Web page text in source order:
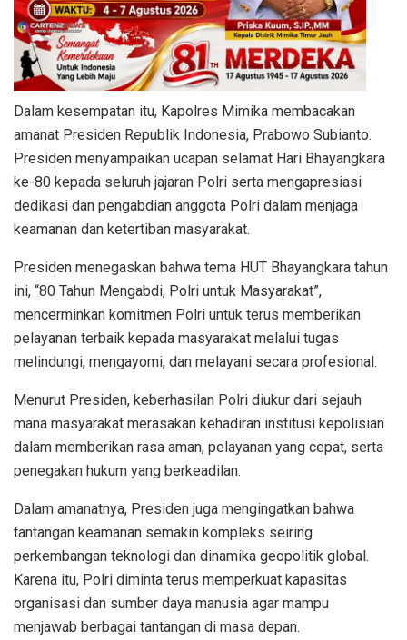
Dalam kesempatan itu, Kapolres Mimika membacakan
amanat Presiden Republik Indonesia, Prabowo Subianto.
Presiden menyampaikan ucapan selamat Hari Bhayangkara
ke-80 kepada seluruh jajaran Polri serta mengapresiasi
dedikasi dan pengabdian anggota Polri dalam menjaga
keamanan dan ketertiban masyarakat.
Presiden menegaskan bahwa tema HUT Bhayangkara tahun
ini, “80 Tahun Mengabdi, Polri untuk Masyarakat”,
mencerminkan komitmen Polri untuk terus memberikan
pelayanan terbaik kepada masyarakat melalui tugas
melindungi, mengayomi, dan melayani secara profesional.
Menurut Presiden, keberhasilan Polri diukur dari sejauh
mana masyarakat merasakan kehadiran institusi kepolisian
dalam memberikan rasa aman, pelayanan yang cepat, serta
penegakan hukum yang berkeadilan.
Dalam amanatnya, Presiden juga mengingatkan bahwa
tantangan keamanan semakin kompleks seiring
perkembangan teknologi dan dinamika geopolitik global.
Karena itu, Polri diminta terus memperkuat kapasitas
organisasi dan sumber daya manusia agar mampu
menjawab berbagai tantangan di masa depan.